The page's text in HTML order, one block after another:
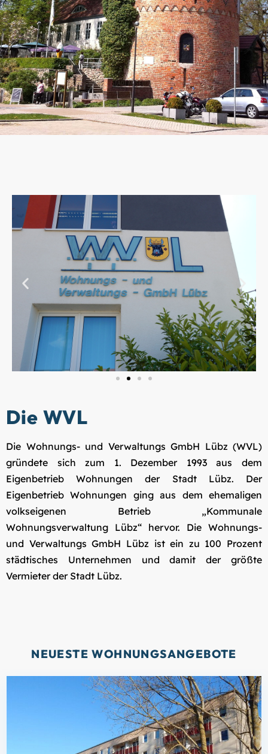
Die WVL
Die Wohnungs- und Verwaltungs GmbH Lübz (WVL)
gründete sich zum 1. Dezember 1993 aus dem
Eigenbetrieb Wohnungen der Stadt Lübz. Der
Eigenbetrieb Wohnungen ging aus dem ehemaligen
volkseigenen Betrieb „Kommunale
Wohnungsverwaltung Lübz“ hervor. Die Wohnungs-
und Verwaltungs GmbH Lübz ist ein zu 100 Prozent
städtisches Unternehmen und damit der größte
Vermieter der Stadt Lübz.
NEUESTE WOHNUNGSANGEBOTE